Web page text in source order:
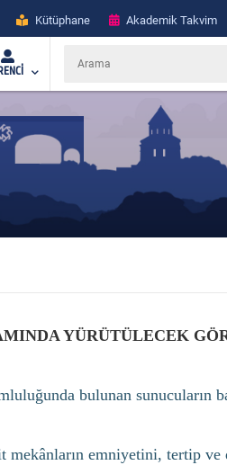
Kütüphane Akademik Takvim
YÜRÜTÜLECEK
bulunan sunucuların
emniyetini, tertip ve